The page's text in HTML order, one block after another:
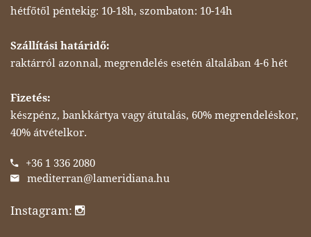
hétfőtől péntekig: 10-18h, szombaton: 10-14h
Szállítási határidő:
raktárról azonnal, megrendelés esetén általában 4-6 hét
Fizetés:
készpénz, bankkártya vagy átutalás, 60% megrendeléskor,
40% átvételkor.
+36 1 336 2080
mediterran@lameridiana.hu
Instagram: